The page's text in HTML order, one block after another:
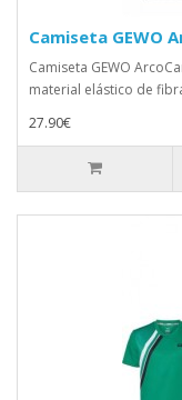
Camiseta GEWO
Camiseta GEWO
material elástico de
27.90€